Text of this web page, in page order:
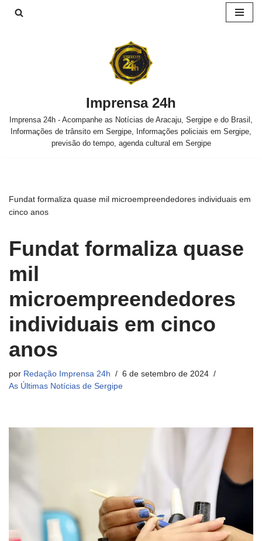
Imprensa 24h
Imprensa 24h - Acompanhe as Notícias de Aracaju, Sergipe e do Brasil,
Informações de trânsito em Sergipe, Informações policiais em Sergipe,
previsão do tempo, agenda cultural em Sergipe
Fundat formaliza quase mil microempreendedores individuais em
cinco anos
Fundat formaliza quase
mil
microempreendedores
individuais em cinco
anos
por Redação Imprensa 24h
6 de setembro de 2024
As Últimas Notícias de Sergipe